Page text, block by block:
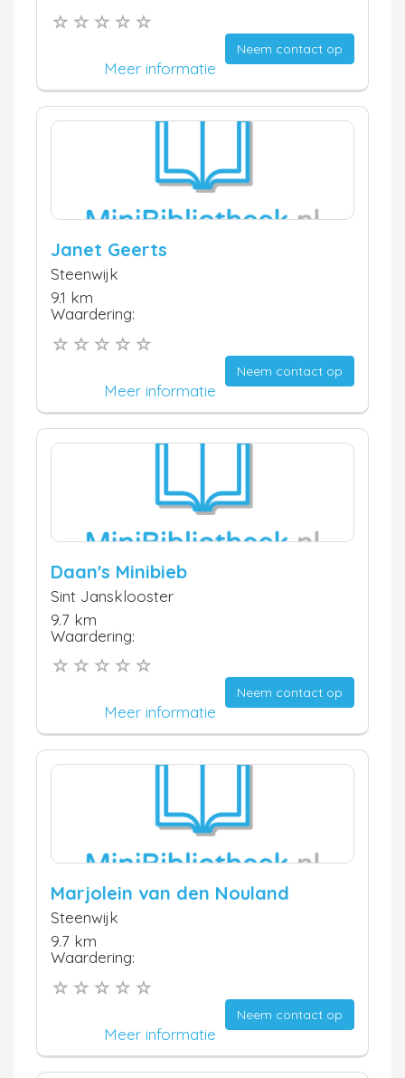
Neem contact op
Meer informatie
Janet Geerts
Steenwijk
9.1 km
Waardering:
Neem contact op
Meer informatie
Daan's Minibieb
Sint Jansklooster
9.7 km
Waardering:
Neem contact op
Meer informatie
Marjolein van den Nouland
Steenwijk
9.7 km
Waardering:
Neem contact op
Meer informatie